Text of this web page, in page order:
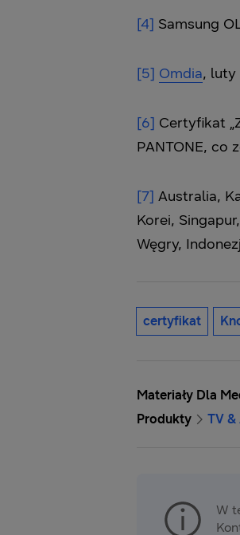
[4] Samsung
[5] Omdia, luty
[6] Certyfikat
PANTONE, co
[7] Australia,
Korei,
Węgry,
certyfikat
Materiały Dla
Produkty
TV &
W